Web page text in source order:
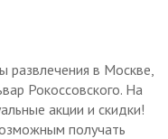
в Москве,
Рокоссовского. На
акции и скидки!
получать